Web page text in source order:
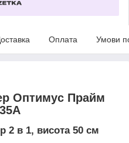
Оплата Умови
Оптимус Прайм
2 в 1, висота 50 см